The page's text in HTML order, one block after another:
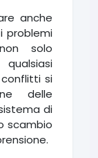
anche
problemi
solo
si
delle
di
scambio